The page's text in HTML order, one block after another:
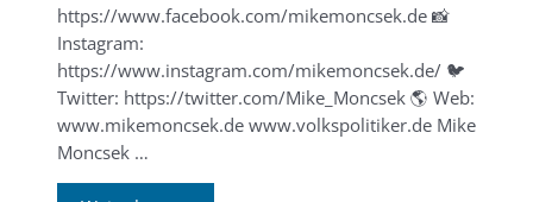
https://www.facebook.com/mikemoncsek.de 📸
Instagram:
https://www.instagram.com/mikemoncsek.de/ 🐦
Twitter: https://twitter.com/Mike_Moncsek 🌎 Web:
www.mikemoncsek.de www.volkspolitiker.de Mike
Moncsek …